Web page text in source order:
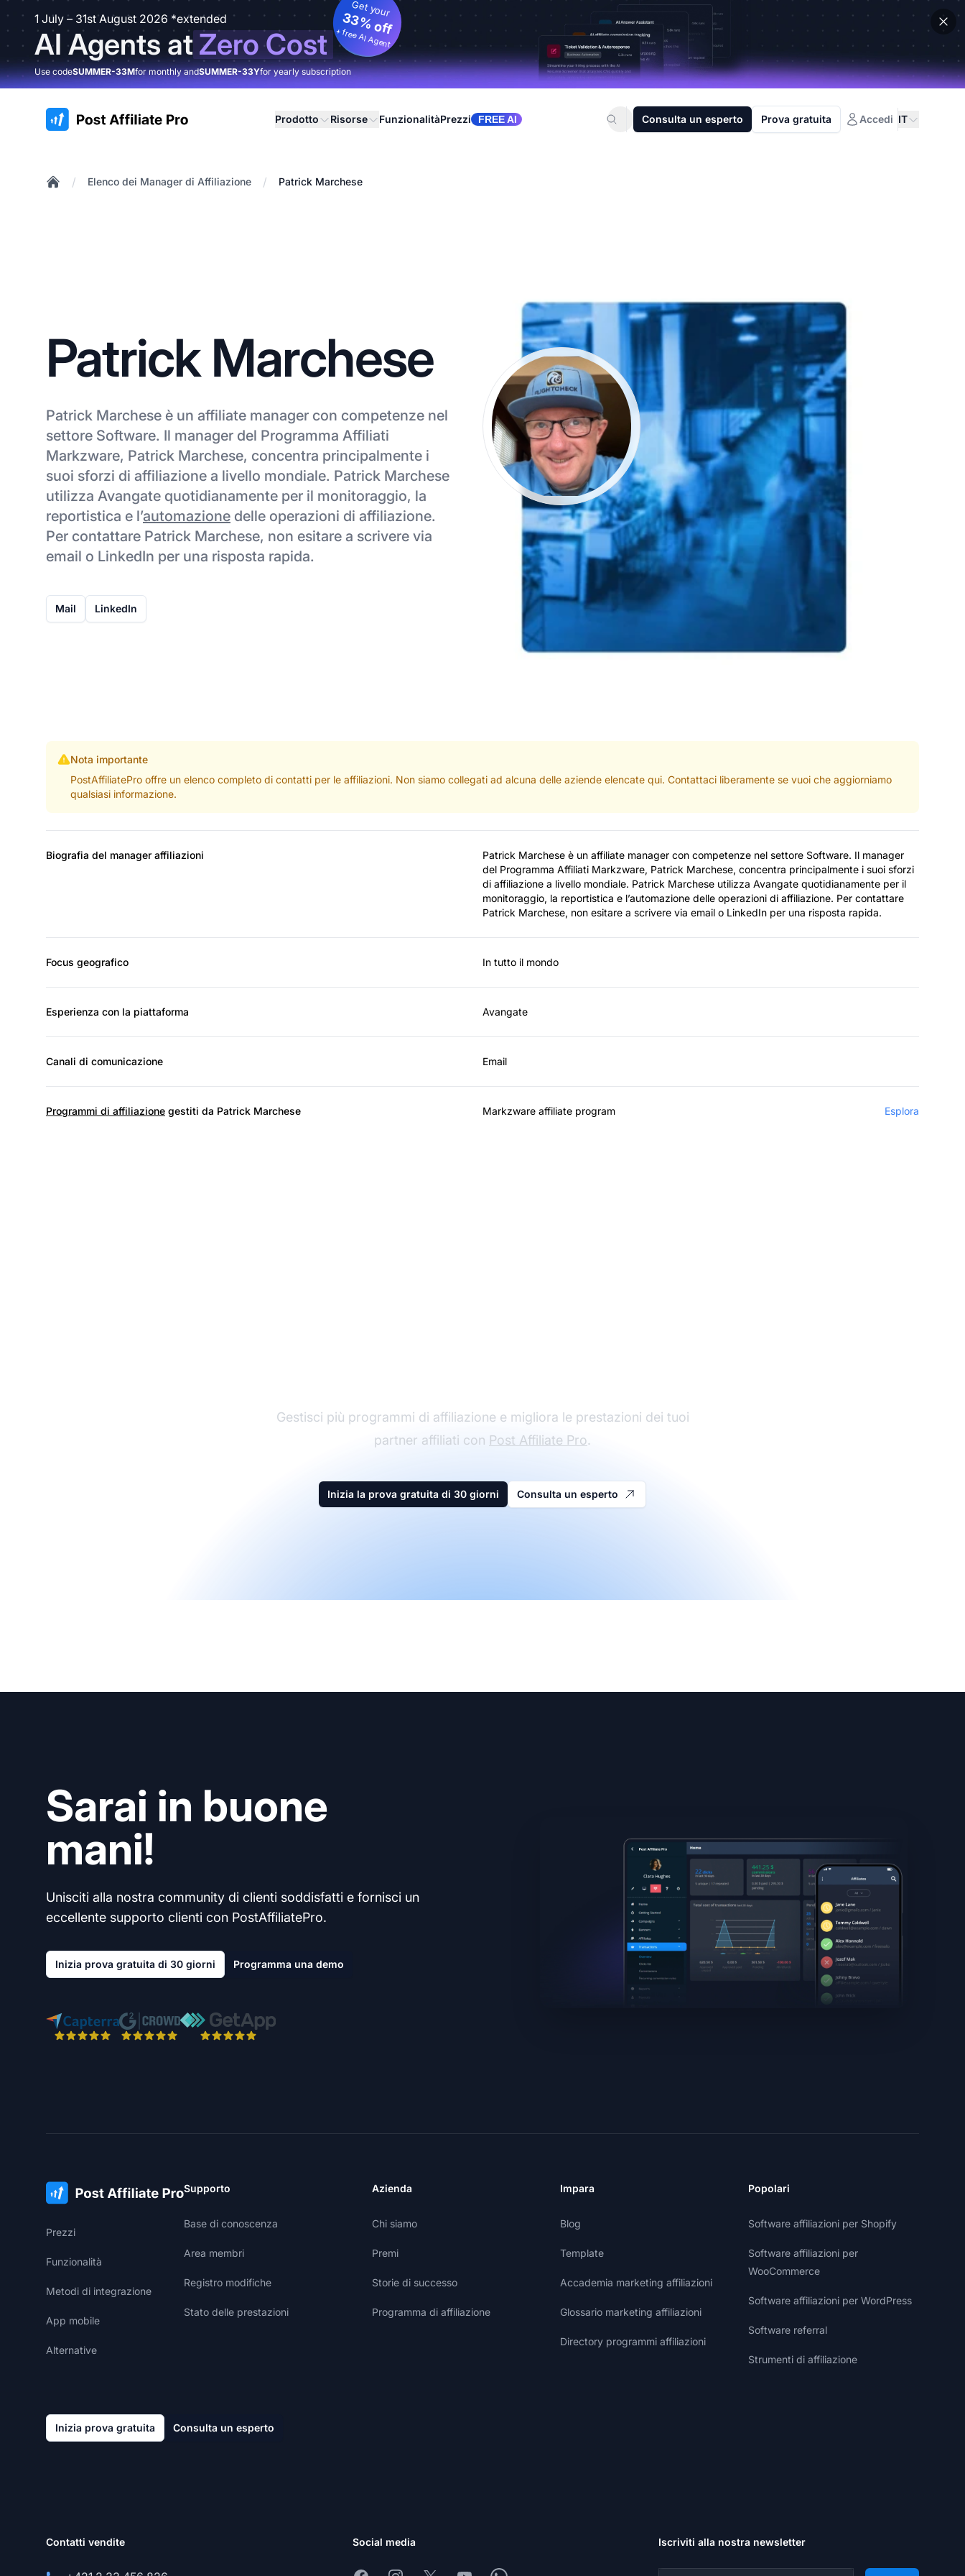
1 July – 31st August 2026 *extended
AI Agents atZero Cost
Get your
33% off
+ free AI Agent
Use codeSUMMER-33Mfor monthly andSUMMER-33Yfor yearly subscription
:site.title Prodotto Risorse FunzionalitàPrezzi FREE AI Consulta un esperto Prova gratuita Accedi IT
/ Elenco dei Manager di Affiliazione / Patrick Marchese
Patrick Marchese
Patrick Marchese è un affiliate manager con competenze nel
settore Software. Il manager del Programma Affiliati
Markzware, Patrick Marchese, concentra principalmente i
suoi sforzi di affiliazione a livello mondiale. Patrick Marchese
utilizza Avangate quotidianamente per il monitoraggio, la
reportistica e l’automazione delle operazioni di affiliazione.
Per contattare Patrick Marchese, non esitare a scrivere via
email o LinkedIn per una risposta rapida.
Mail LinkedIn
Nota importante
PostAffiliatePro offre un elenco completo di contatti per le affiliazioni. Non siamo collegati ad alcuna delle aziende elencate qui. Contattaci liberamente se vuoi che aggiorniamo
qualsiasi informazione.
Biografia del manager affiliazioni
Patrick Marchese è un affiliate manager con competenze nel settore Software. Il manager
del Programma Affiliati Markzware, Patrick Marchese, concentra principalmente i suoi sforzi
di affiliazione a livello mondiale. Patrick Marchese utilizza Avangate quotidianamente per il
monitoraggio, la reportistica e l’automazione delle operazioni di affiliazione. Per contattare
Patrick Marchese, non esitare a scrivere via email o LinkedIn per una risposta rapida.
Focus geografico In tutto il mondo
Esperienza con la piattaforma Avangate
Canali di comunicazione Email
Programmi di affiliazione gestiti da Patrick Marchese Markzware affiliate program Esplora
Gestisci più programmi di affiliazione e migliora le prestazioni dei tuoi
partner affiliati con Post Affiliate Pro.
Inizia la prova gratuita di 30 giorni Consulta un esperto
Sarai in buone
mani!
Unisciti alla nostra community di clienti soddisfatti e fornisci un
eccellente supporto clienti con PostAffiliatePro.
Inizia prova gratuita di 30 giorni Programma una demo
Prezzi
Funzionalità
Metodi di integrazione
App mobile
Alternative
Supporto
Base di conoscenza
Area membri
Registro modifiche
Stato delle prestazioni
Azienda
Chi siamo
Premi
Storie di successo
Programma di affiliazione
Impara
Blog
Template
Accademia marketing affiliazioni
Glossario marketing affiliazioni
Directory programmi affiliazioni
Popolari
Software affiliazioni per Shopify
Software affiliazioni per
WooCommerce
Software affiliazioni per WordPress
Software referral
Strumenti di affiliazione
Inizia prova gratuita Consulta un esperto
Contatti vendite Social media Iscriviti alla nostra newsletter